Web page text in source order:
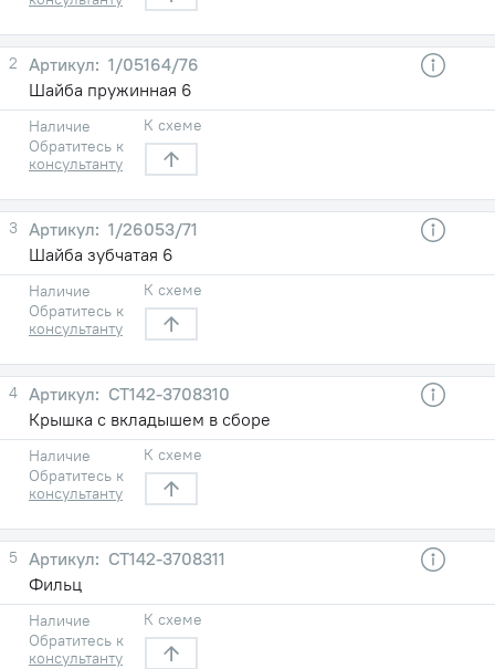
2
1/05164/76
Шайба пружинная 6
Наличие
Обратитесь к
консультанту
К схеме
3
1/26053/71
Шайба зубчатая 6
Наличие
Обратитесь к
консультанту
К схеме
4
СТ142-3708310
Крышка с вкладышем в сборе
Наличие
Обратитесь к
консультанту
К схеме
5
СТ142-3708311
Фильц
Наличие
Обратитесь к
консультанту
К схеме